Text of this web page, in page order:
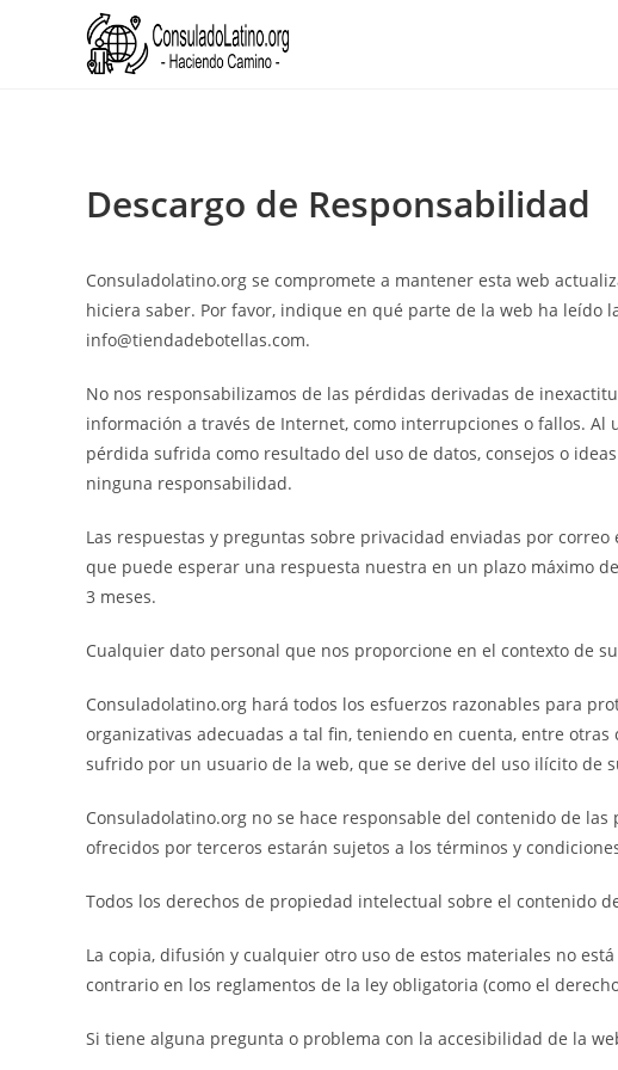
Descargo de Responsabilidad
Consuladolatino.org se compromete a mantener esta web
hiciera saber. Por favor, indique en qué parte de la web ha leído
info@tiendadebotellas.com.
No nos responsabilizamos de las pérdidas derivadas de
información a través de Internet, como interrupciones o fallos.
pérdida sufrida como resultado del uso de datos, consejos o
ninguna responsabilidad.
Las respuestas y preguntas sobre privacidad enviadas por
que puede esperar una respuesta nuestra en un plazo máximo
3 meses.
Cualquier dato personal que nos proporcione en el contexto de
Consuladolatino.org hará todos los esfuerzos razonables para
organizativas adecuadas a tal fin, teniendo en cuenta, entre
sufrido por un usuario de la web, que se derive del uso ilícito de
Consuladolatino.org no se hace responsable del contenido de
ofrecidos por terceros estarán sujetos a los términos y
Todos los derechos de propiedad intelectual sobre el contenido
La copia, difusión y cualquier otro uso de estos materiales no
contrario en los reglamentos de la ley obligatoria (como el
Si tiene alguna pregunta o problema con la accesibilidad de la